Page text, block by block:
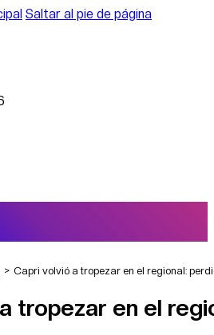
Saltar al pie de página
Capri volvió a tropezar en el regional:
tropezar en el